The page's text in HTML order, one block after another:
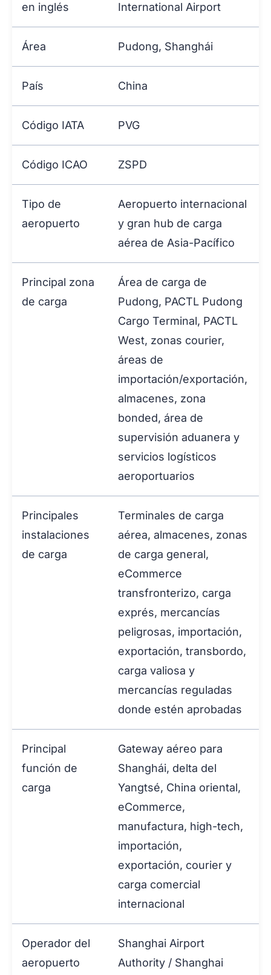
en inglés
International Airport
Área Pudong, Shanghái
País China
Código IATA PVG
Código ICAO ZSPD
Tipo de
aeropuerto
Aeropuerto internacional
y gran hub de carga
aérea de Asia-Pacífico
Principal zona
de carga
Área de carga de
Pudong, PACTL Pudong
Cargo Terminal, PACTL
West, zonas courier,
áreas de
importación/exportación,
almacenes, zona
bonded, área de
supervisión aduanera y
servicios logísticos
aeroportuarios
Principales
instalaciones
de carga
Terminales de carga
aérea, almacenes, zonas
de carga general,
eCommerce
transfronterizo, carga
exprés, mercancías
peligrosas, importación,
exportación, transbordo,
carga valiosa y
mercancías reguladas
donde estén aprobadas
Principal
función de
carga
Gateway aéreo para
Shanghái, delta del
Yangtsé, China oriental,
eCommerce,
manufactura, high-tech,
importación,
exportación, courier y
carga comercial
internacional
Operador del
aeropuerto
Shanghai Airport
Authority / Shanghai